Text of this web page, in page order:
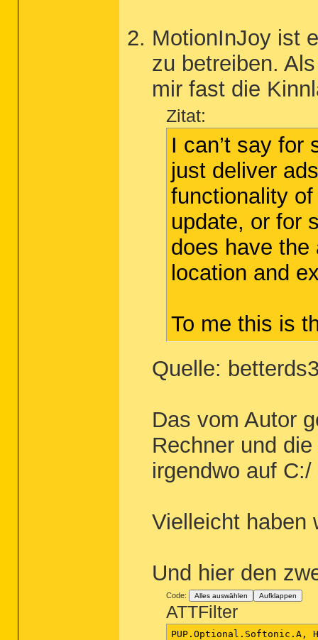
MotionInJoy ist
zu betreiben.
mir fast die
Zitat:
I can’t say for
just deliver
functionality
update, or for
does have the
location and
To me this is
Quelle:
Das vom Autor
Rechner und
irgendwo auf C:/
Vielleicht haben
Und hier den
Code: Alles auswählen Aufklappen
ATTFilter
PUP.Optional.Softonic.A,